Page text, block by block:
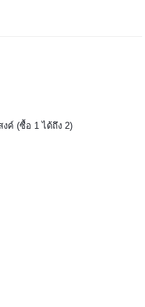
งค์ (ซื้อ 1 ได้ถึง 2)